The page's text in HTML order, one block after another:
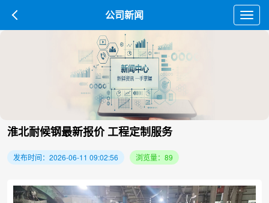
公司新闻
淮北耐候钢最新报价 工程定制服务
发布时间：2026-06-11 09:02:56 浏览量：89